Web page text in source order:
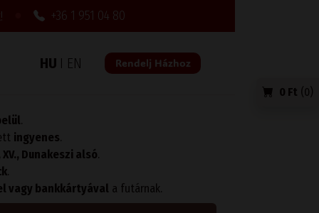
+36 1 951 04 80
HU I EN Rendelj Házhoz
.
ingyenes.
XV., Dunakeszi alsó.
.
vagy bankkártyával a futárnak.
0 Ft (0)